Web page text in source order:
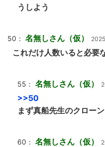
うしよう
50： 名無しさん（仮）
これだけ人数いると必要
55： 名無しさん（仮）
>>50
まず真船先生のクロー
60： 名無しさん（仮）